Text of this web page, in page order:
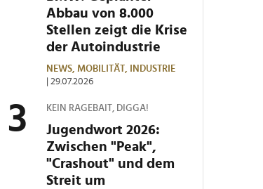
Abbau von 8.000
Stellen zeigt die Krise
der Autoindustrie
NEWS, MOBILITÄT,
INDUSTRIE
| 29.07.2026
KEIN RAGEBAIT, DIGGA!
Jugendwort 2026:
Zwischen "Peak",
"Crashout" und dem
Streit um